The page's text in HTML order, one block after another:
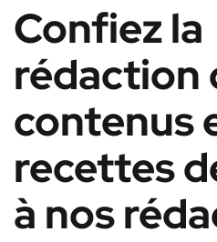
Confiez la
rédaction
contenus
recettes
à nos